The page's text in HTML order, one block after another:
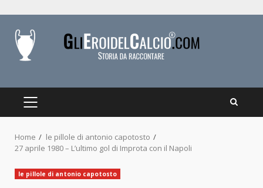
content
PRIMARY
Home
le pillole di antonio capotosto
27 aprile 1980 – L’ultimo gol di Improta con il Napoli
le pillole di antonio capotosto